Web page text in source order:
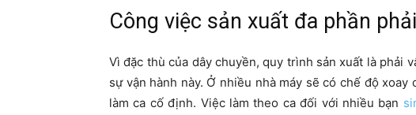
Công việc sản xuất đa phần
Vì đặc thù của dây chuyền, quy trình sản xuất là phải
sự vận hành này. Ở nhiều nhà máy sẽ có chế độ
làm ca cố định. Việc làm theo ca đối với nhiều bạn